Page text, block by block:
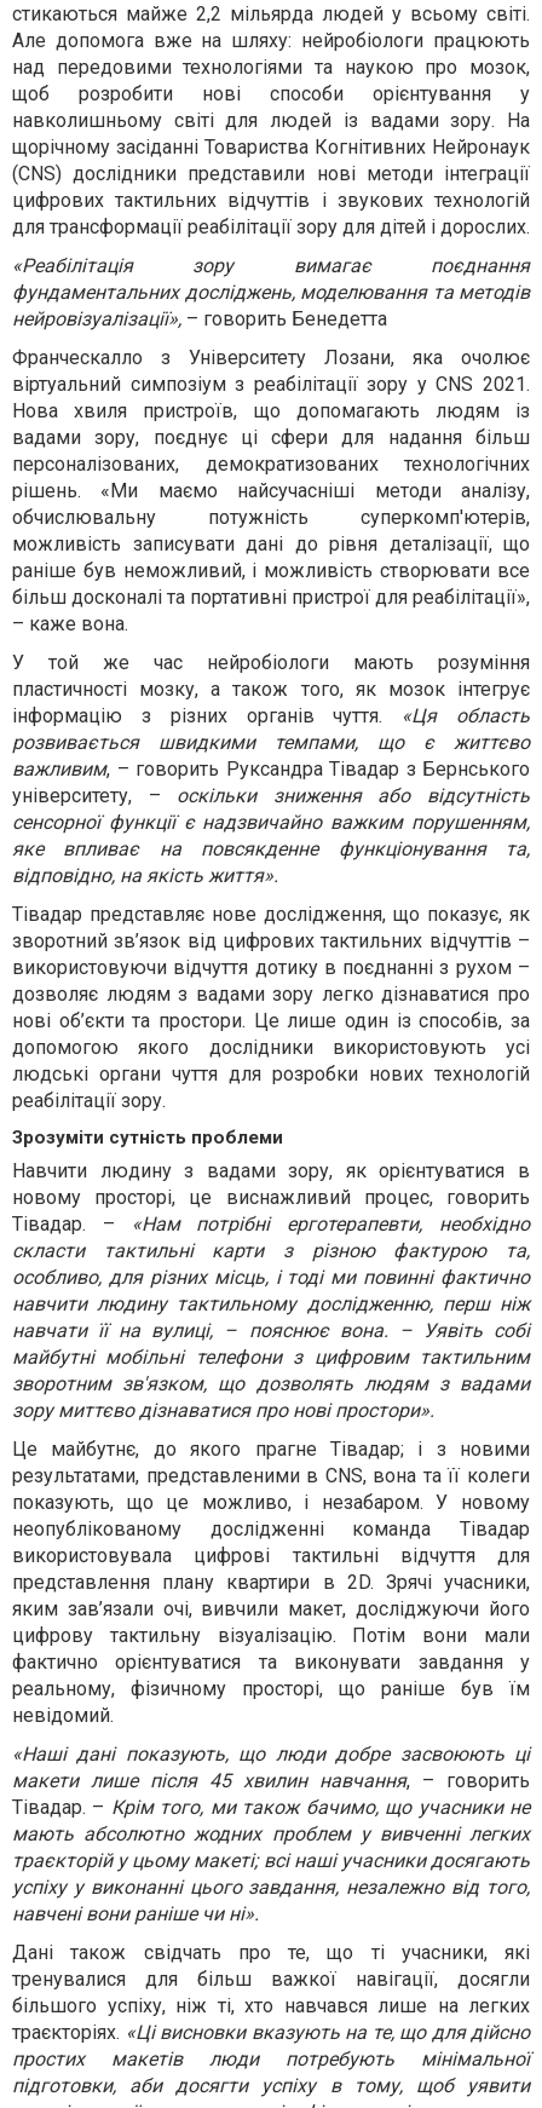
стикаються майже 2,2 мільярда людей у всьому світі.
Але допомога вже на шляху: нейробіологи працюють
над передовими технологіями та наукою про мозок,
щоб розробити нові способи орієнтування у
навколишньому світі для людей із вадами зору. На
щорічному засіданні Товариства Когнітивних Нейронаук
(CNS) дослідники представили нові методи інтеграції
цифрових тактильних відчуттів і звукових технологій
для трансформації реабілітації зору для дітей і дорослих.
«Реабілітація зору вимагає поєднання
фундаментальних досліджень, моделювання та методів
нейровізуалізації», – говорить Бенедетта
Франческалло з Університету Лозани, яка очолює
віртуальний симпозіум з реабілітації зору у CNS 2021.
Нова хвиля пристроїв, що допомагають людям із
вадами зору, поєднує ці сфери для надання більш
персоналізованих, демократизованих технологічних
рішень. «Ми маємо найсучасніші методи аналізу,
обчислювальну потужність суперкомп'ютерів,
можливість записувати дані до рівня деталізації, що
раніше був неможливий, і можливість створювати все
більш досконалі та портативні пристрої для реабілітації»,
– каже вона.
У той же час нейробіологи мають розуміння
пластичності мозку, а також того, як мозок інтегрує
інформацію з різних органів чуття. «Ця область
розвивається швидкими темпами, що є життєво
важливим, – говорить Руксандра Тівадар з Бернського
університету, – оскільки зниження або відсутність
сенсорної функції є надзвичайно важким порушенням,
яке впливає на повсякденне функціонування та,
відповідно, на якість життя».
Тівадар представляє нове дослідження, що показує, як
зворотний зв’язок від цифрових тактильних відчуттів –
використовуючи відчуття дотику в поєднанні з рухом –
дозволяє людям з вадами зору легко дізнаватися про
нові об’єкти та простори. Це лише один із способів, за
допомогою якого дослідники використовують усі
людські органи чуття для розробки нових технологій
реабілітації зору.
Зрозуміти сутність проблеми
Навчити людину з вадами зору, як орієнтуватися в
новому просторі, це виснажливий процес, говорить
Тівадар. –
«Нам потрібні ерготерапевти, необхідно
скласти тактильні карти з різною фактурою та,
особливо, для різних місць, і тоді ми повинні фактично
навчити людину тактильному дослідженню, перш ніж
навчати її на вулиці, – пояснює вона. – Уявіть собі
майбутні мобільні телефони з цифровим тактильним
зворотним зв'язком, що дозволять людям з вадами
зору миттєво дізнаватися про нові простори».
Це майбутнє, до якого прагне Тівадар; і з новими
результатами, представленими в CNS, вона та її колеги
показують, що це можливо, і незабаром. У новому
неопублікованому дослідженні команда Тівадар
використовувала цифрові тактильні відчуття для
представлення плану квартири в 2D. Зрячі учасники,
яким зав’язали очі, вивчили макет, досліджуючи його
цифрову тактильну візуалізацію. Потім вони мали
фактично орієнтуватися та виконувати завдання у
реальному, фізичному просторі, що раніше був їм
невідомий.
«Наші дані показують, що люди добре засвоюють ці
макети лише після 45 хвилин навчання, – говорить
Тівадар. – Крім того, ми також бачимо, що учасники не
мають абсолютно жодних проблем у вивченні легких
траєкторій у цьому макеті; всі наші учасники досягають
успіху у виконанні цього завдання, незалежно від того,
навчені вони раніше чи ні».
Дані також свідчать про те, що ті учасники, які
тренувалися для більш важкої навігації, досягли
більшого успіху, ніж ті, хто навчався лише на легких
траєкторіях. «Ці висновки вказують на те, що для дійсно
простих макетів люди потребують мінімальної
підготовки, аби досягти успіху в тому, щоб уявити